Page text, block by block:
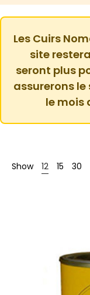
Les Cuirs
site
seront plus
assurerons
le mois
Show 12 15 30